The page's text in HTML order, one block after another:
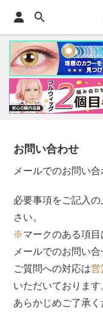
お問い合わせ
メールでのお問い
必要事項をご記入
さい。
※マークのある項目
メールでのお問い
ご質問への対応は営
いただいております
あらかじめご了承く